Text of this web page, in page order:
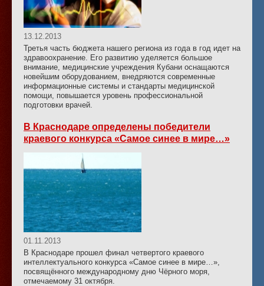
13.12.2013
Третья часть бюджета нашего региона из года в год идет на
здравоохранение. Его развитию уделяется большое
внимание, медицинские учреждения Кубани оснащаются
новейшим оборудованием, внедряются современные
информационные системы и стандарты медицинской
помощи, повышается уровень профессиональной
подготовки врачей.
В Краснодаре определены победители
краевого конкурса «Самое синее в мире…»
01.11.2013
В Краснодаре прошел финал четвертого краевого
интеллектуального конкурса «Самое синее в мире…»,
посвящённого международному дню Чёрного моря,
отмечаемому 31 октября.